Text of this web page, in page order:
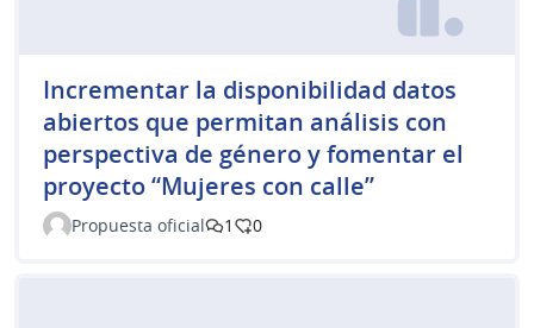
Incrementar la disponibilidad datos
abiertos que permitan análisis con
perspectiva de género y fomentar el
proyecto “Mujeres con calle”
Propuesta oficial 1 0